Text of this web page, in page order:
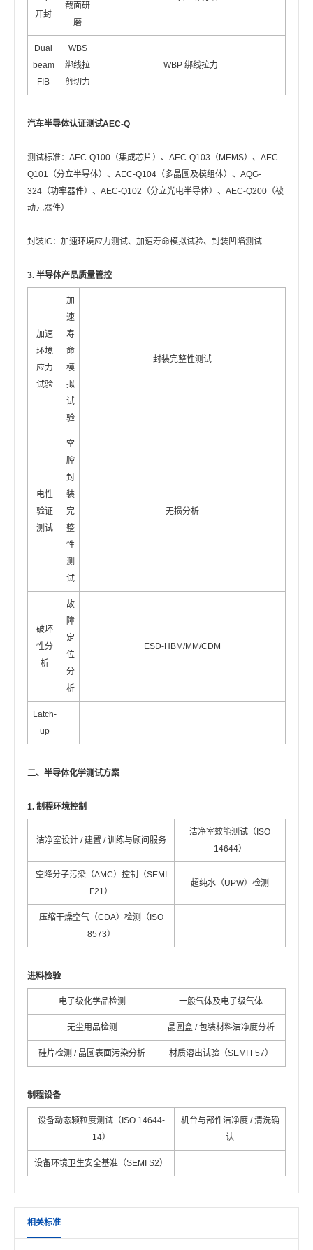
开封
截面研
磨
Dual
beam
FIB
WBS
绑线拉
剪切力
WBP 绑线拉力
汽车半导体认证测试AEC-Q
测试标准：AEC-Q100（集成芯片）、AEC-Q103（MEMS）、AEC-
Q101（分立半导体）、AEC-Q104（多晶圆及模组体）、AQG-
324（功率器件）、AEC-Q102（分立光电半导体）、AEC-Q200（被
动元器件）
封装IC：加速环境应力测试、加速寿命模拟试验、封装凹陷测试
3. 半导体产品质量管控
加速
环境
应力
试验
加
速
寿
命
模
拟
试
验
封装完整性测试
电性
验证
测试
空
腔
封
装
完
整
性
测
试
无损分析
破坏
性分
析
故
障
定
位
分
析
ESD-HBM/MM/CDM
Latch-
up
二、半导体化学测试方案
1. 制程环境控制
洁净室设计 / 建置 / 训练与顾问服务
洁净室效能测试（ISO
14644）
空降分子污染（AMC）控制（SEMI
F21）
超纯水（UPW）检测
压缩干燥空气（CDA）检测（ISO
8573）
进料检验
电子级化学品检测 一般气体及电子级气体
无尘用品检测 晶圆盒 / 包装材料洁净度分析
硅片检测 / 晶圆表面污染分析 材质溶出试验（SEMI F57）
制程设备
设备动态颗粒度测试（ISO 14644-
14）
机台与部件洁净度 / 清洗确
认
设备环境卫生安全基准（SEMI S2）
相关标准